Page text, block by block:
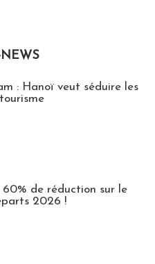
: Hanoï veut séduire les
60% de réduction sur le
2026 !